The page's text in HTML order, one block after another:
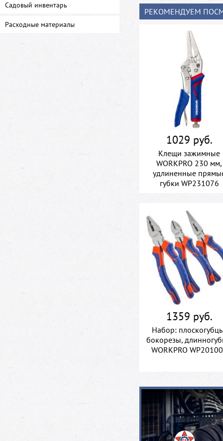
Садовый инвентарь
Расходные материалы
РЕКОМЕНДУЕМ
1029 руб.
Клещи зажимные
WORKPRO 230 мм,
удлиненные
губки WP231076
1359 руб.
Набор:
бокорезы,
WORKPRO